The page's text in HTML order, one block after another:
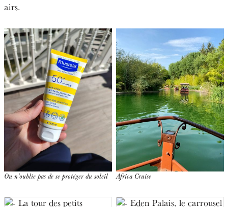
airs.
On n'oublie pas de se protéger du soleil Africa Cruise